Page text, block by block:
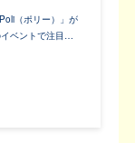
（ポリー）」が
ベントで注目…